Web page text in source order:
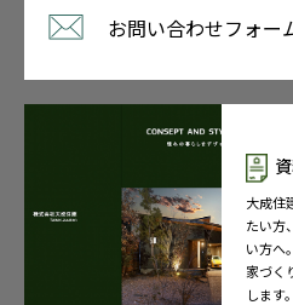
お問い合わせフォー
大成住
たい方
い方へ。
家づく
します。